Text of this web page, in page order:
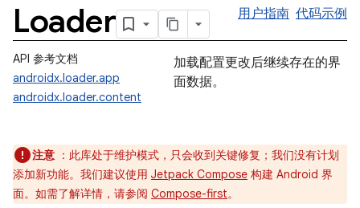
Loader 用户指南 代码示例
API 参考文档
androidx.loader.app
androidx.loader.content
加载配置更改后继续存在的界
面数据。
注意 ：此库处于维护模式，只会收到关键修复；我们没有计划
添加新功能。我们建议使用 Jetpack Compose 构建 Android 界
面。如需了解详情，请参阅 Compose-first。